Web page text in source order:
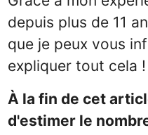
depuis plus de 11
que je peux vous
expliquer tout cela !
À la fin de cet
d'estimer le